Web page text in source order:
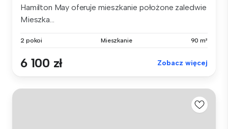
Hamilton May oferuje mieszkanie położone zaledwie
Mieszka...
2 pokoi Mieszkanie 90 m²
6 100 zł Zobacz więcej